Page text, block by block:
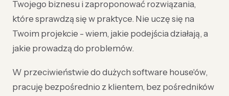
Twojego biznesu i zaproponować rozwiązania,
które sprawdzą się w praktyce. Nie uczę się na
Twoim projekcie - wiem, jakie podejścia działają, a
jakie prowadzą do problemów.
W przeciwieństwie do dużych software house'ów,
pracuję bezpośrednio z klientem, bez pośredników